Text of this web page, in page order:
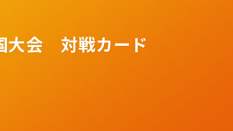
大会 対戦カード